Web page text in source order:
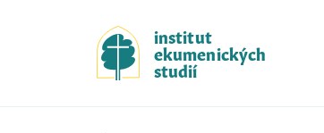
k
i
p
t
institut
ekumenických
studií